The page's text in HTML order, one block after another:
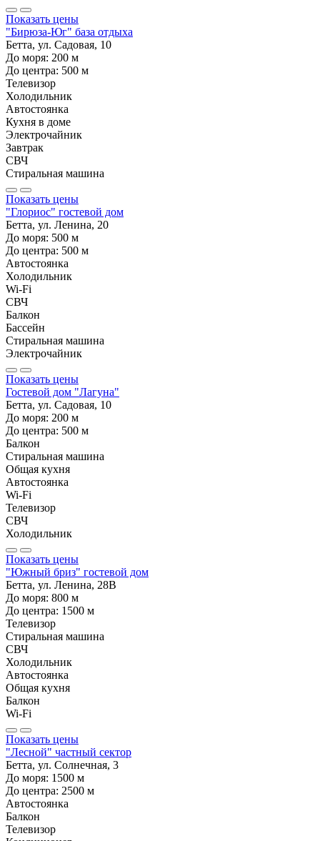
Показать цены
"Бирюза-Юг" база отдыха
Бетта, ул. Садовая, 10
До моря: 200 м
До центра: 500 м
Телевизор
Холодильник
Автостоянка
Кухня в доме
Электрочайник
Завтрак
СВЧ
Стиральная машина
Показать цены
"Глориос" гостевой дом
Бетта, ул. Ленина, 20
До моря: 500 м
До центра: 500 м
Автостоянка
Холодильник
Wi-Fi
СВЧ
Балкон
Бассейн
Стиральная машина
Электрочайник
Показать цены
Гостевой дом "Лагуна"
Бетта, ул. Садовая, 10
До моря: 200 м
До центра: 500 м
Балкон
Стиральная машина
Общая кухня
Автостоянка
Wi-Fi
Телевизор
СВЧ
Холодильник
Показать цены
"Южный бриз" гостевой дом
Бетта, ул. Ленина, 28В
До моря: 800 м
До центра: 1500 м
Телевизор
Стиральная машина
СВЧ
Холодильник
Автостоянка
Общая кухня
Балкон
Wi-Fi
Показать цены
"Лесной" частный сектор
Бетта, ул. Солнечная, 3
До моря: 1500 м
До центра: 2500 м
Автостоянка
Балкон
Телевизор